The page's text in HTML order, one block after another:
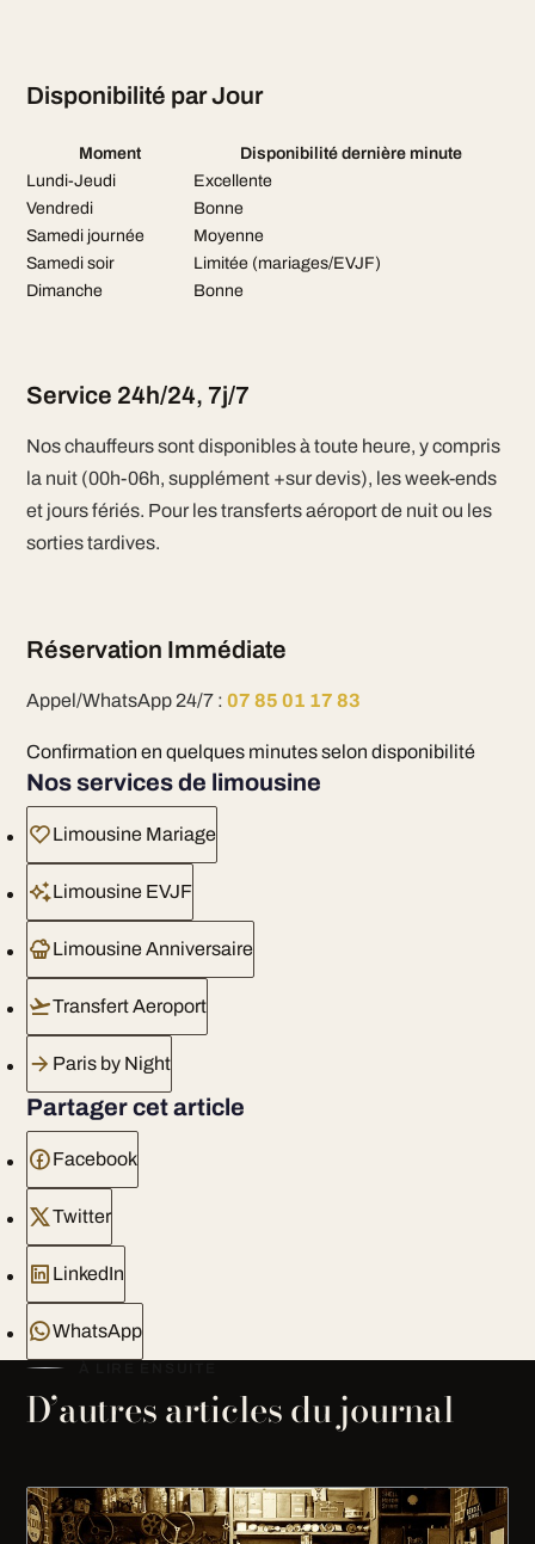
Disponibilité par Jour
Moment
Disponibilité dernière minute
Lundi-Jeudi
Excellente
Vendredi
Bonne
Samedi journée
Moyenne
Samedi soir
Limitée (mariages/EVJF)
Dimanche
Bonne
Service 24h/24, 7j/7
Nos chauffeurs sont disponibles à toute heure, y compris
la nuit (00h-06h, supplément +sur devis), les week-ends
et jours fériés. Pour les transferts aéroport de nuit ou les
sorties tardives.
Réservation Immédiate
Appel/WhatsApp 24/7 : 07 85 01 17 83
Confirmation en quelques minutes selon disponibilité
Nos services de limousine
Limousine Mariage
Limousine EVJF
Limousine Anniversaire
Transfert Aeroport
Paris by Night
Partager cet article
Facebook
Twitter
LinkedIn
WhatsApp
D’autres articles du journal